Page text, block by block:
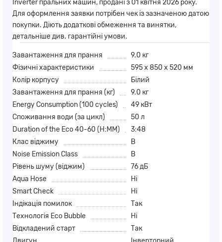
Inverter пральних машин, продані з 01 квітня 2026 року.
Для оформлення заявки потрібен чек із зазначеною датою
покупки. Діють додаткові обмеження та винятки,
детальніше див. гарантійні умови.
Завантаження для прання
9.0 кг
Фізичні характеристики
595 x 850 x 520 мм
Колір корпусу
Білий
Завантаження для прання (кг)
9.0 кг
Energy Consumption (100 cycles)
49 кВт
Споживання води (за цикл)
50 л
Duration of the Eco 40-60 (H:MM)
3:48
Клас віджиму
B
Noise Emission Class
B
Рівень шуму (віджим)
76 дБ
Aqua Hose
Ні
Smart Check
Ні
Індікація помилок
Так
Технологія Eco Bubble
Ні
Відкладений старт
Так